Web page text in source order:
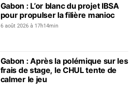
Gabon : L’or blanc du projet IBSA
pour propulser la filière manioc
6 août 2026 à 17h14min
Gabon : Après la polémique sur les
frais de stage, le CHUL tente de
calmer le jeu